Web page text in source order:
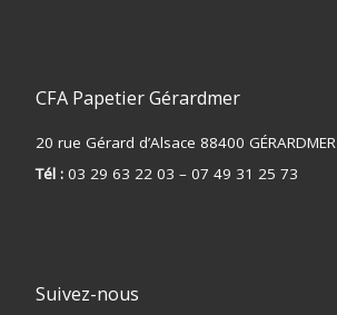
CFA Papetier Gérardmer
20 rue Gérard d’Alsace 88400 GÉRARDMER
Tél :03 29 63 22 03 – 07 49 31 25 73
Suivez-nous